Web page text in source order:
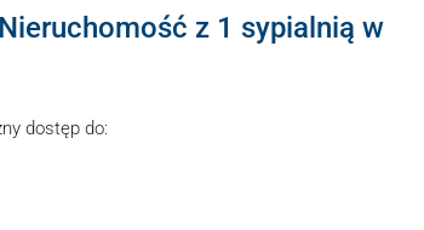
z 1 sypialnią w
dostęp do: